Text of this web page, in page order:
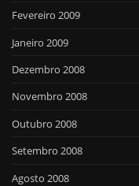
Fevereiro 2009
Janeiro 2009
Dezembro 2008
Novembro 2008
Outubro 2008
Setembro 2008
Agosto 2008